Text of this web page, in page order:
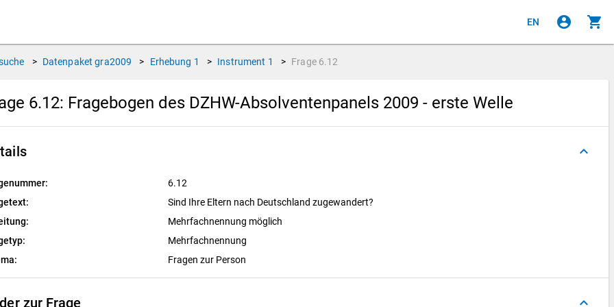
EN account_circle shopping_cart
> Datenpaket gra2009 > Erhebung 1 > Instrument 1 > Frage 6.12
6.12: Fragebogen des DZHW-Absolventenpanels 2009 - erste Welle
keyboard_arrow_up
6.12
Sind Ihre Eltern nach Deutschland zugewandert?
Mehrfachnennung möglich
Mehrfachnennung
Fragen zur Person
zur Frage keyboard_arrow_up